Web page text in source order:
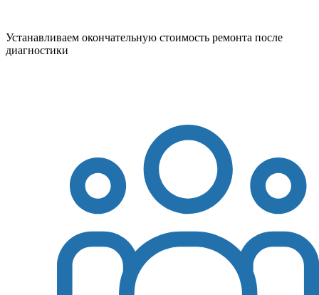
Устанавливаем окончательную стоимость ремонта после
диагностики